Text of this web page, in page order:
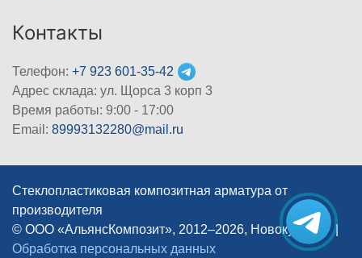
Контакты
Телефон: +7 923 601-35-42
Адрес склада: ул. Щорса 3 корп 3
Время работы: 9:00 - 17:00
Email: 89993132280@mail.ru
Стеклопластиковая композитная арматура от
производителя
© ООО «АльянсКомпозит», 2012–2026, Новокузнецк
|
Обработка персональных данных